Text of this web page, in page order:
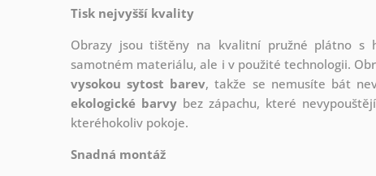
Tisk nejvyšší kvality
Obrazy jsou tištěny na kvalitní pružné plátno s
samotném materiálu, ale i v použité technologii.
vysokou sytost barev, takže se nemusíte bát
ekologické barvy bez zápachu, které
kteréhokoliv pokoje.
Snadná montáž